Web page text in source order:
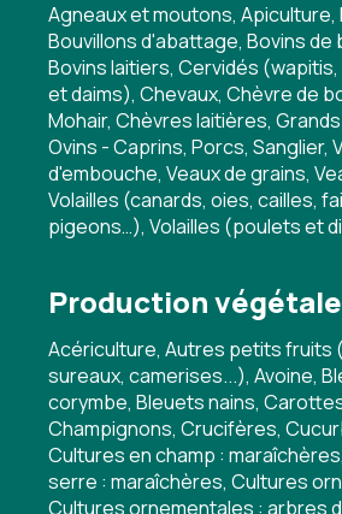
Agneaux et moutons, Apiculture,
Bouvillons d'abattage, Bovins de
Bovins laitiers, Cervidés
et daims), Chevaux, Chèvre de
Mohair, Chèvres laitières,
Ovins - Caprins, Porcs, Sanglier,
d'embouche, Veaux de grains,
Volailles (canards, oies, cailles,
pigeons…), Volailles (poulets et
Production
Acériculture, Autres petits fruits
sureaux, camerises...), Avoine,
corymbe, Bleuets nains,
Champignons, Crucifères,
Cultures en champ :
serre : maraîchères, Cultures
Cultures ornementales : arbres